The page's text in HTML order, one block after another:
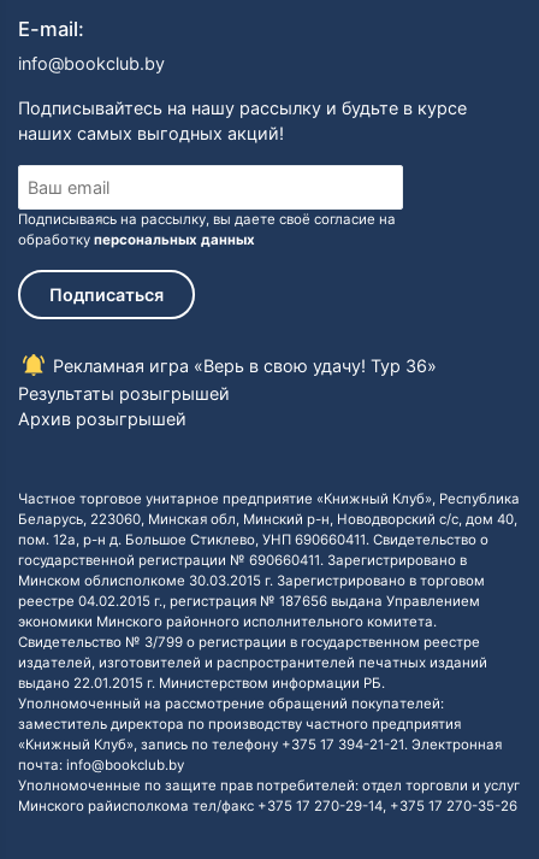
E-mail:
info@bookclub.by
Подписывайтесь на нашу рассылку и будьте в курсе
наших самых выгодных акций!
Подписываясь на рассылку, вы даете своё согласие на
обработку персональных данных
Подписаться
Рекламная игра «Верь в свою удачу! Тур 36»
Результаты розыгрышей
Архив розыгрышей
Частное торговое унитарное предприятие «Книжный Клуб», Республика
Беларусь, 223060, Минская обл, Минский р-н, Новодворский с/с, дом 40,
пом. 12а, р-н д. Большое Стиклево, УНП 690660411. Свидетельство о
государственной регистрации № 690660411. Зарегистрировано в
Минском облисполкоме 30.03.2015 г. Зарегистрировано в торговом
реестре 04.02.2015 г., регистрация № 187656 выдана Управлением
экономики Минского районного исполнительного комитета.
Свидетельство № 3/799 о регистрации в государственном реестре
издателей, изготовителей и распространителей печатных изданий
выдано 22.01.2015 г. Министерством информации РБ.
Уполномоченный на рассмотрение обращений покупателей:
заместитель директора по производству частного предприятия
«Книжный Клуб», запись по телефону +375 17 394-21-21. Электронная
почта: info@bookclub.by
Уполномоченные по защите прав потребителей: отдел торговли и услуг
Минского райисполкома тел/факс +375 17 270-29-14, +375 17 270-35-26